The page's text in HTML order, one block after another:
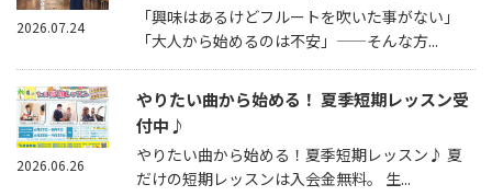
「興味はあるけどフルートを吹いた事がない」
「大人から始めるのは不安」——そんな方...
2026.07.24
やりたい曲から始める！ 夏季短期レッスン受
付中♪
やりたい曲から始める！夏季短期レッスン♪ 夏
だけの短期レッスンは入会金無料。 生...
2026.06.26